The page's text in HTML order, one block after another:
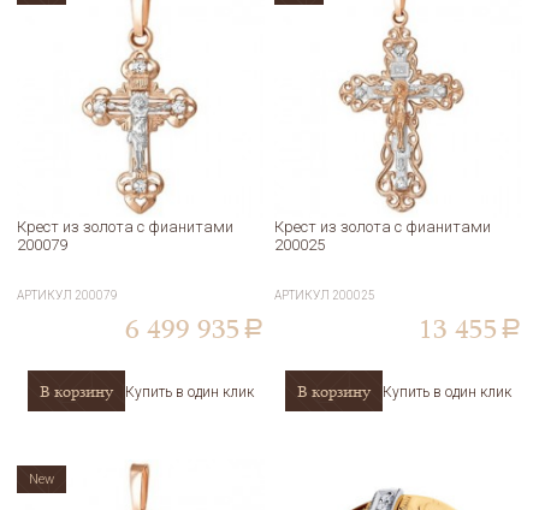
Крест из золота с фианитами
200079
АРТИКУЛ 200079
6 499 935 a
В корзину Купить в один клик
Крест из золота с фианитами
200025
АРТИКУЛ 200025
13 455 a
В корзину Купить в один клик
New